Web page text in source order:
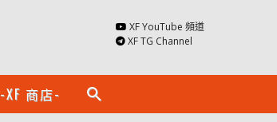
XF YouTube 頻道
XF TG Channel
-XF 商店- search